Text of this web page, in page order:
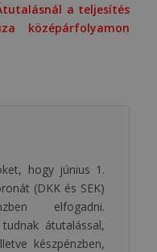
a teljesítés
középárfolyamon
hogy június 1.
(DKK és SEK)
elfogadni.
átutalással,
készpénzben,